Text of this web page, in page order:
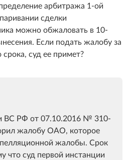
арбитража 1-ой
сделки
можно обжаловать в 10-
Если подать жалобу за
суд ее примет?
ВС РФ от 07.10.2016 № 310-
жалобу ОАО, которое
жалобы. Срок
что суд первой инстанции